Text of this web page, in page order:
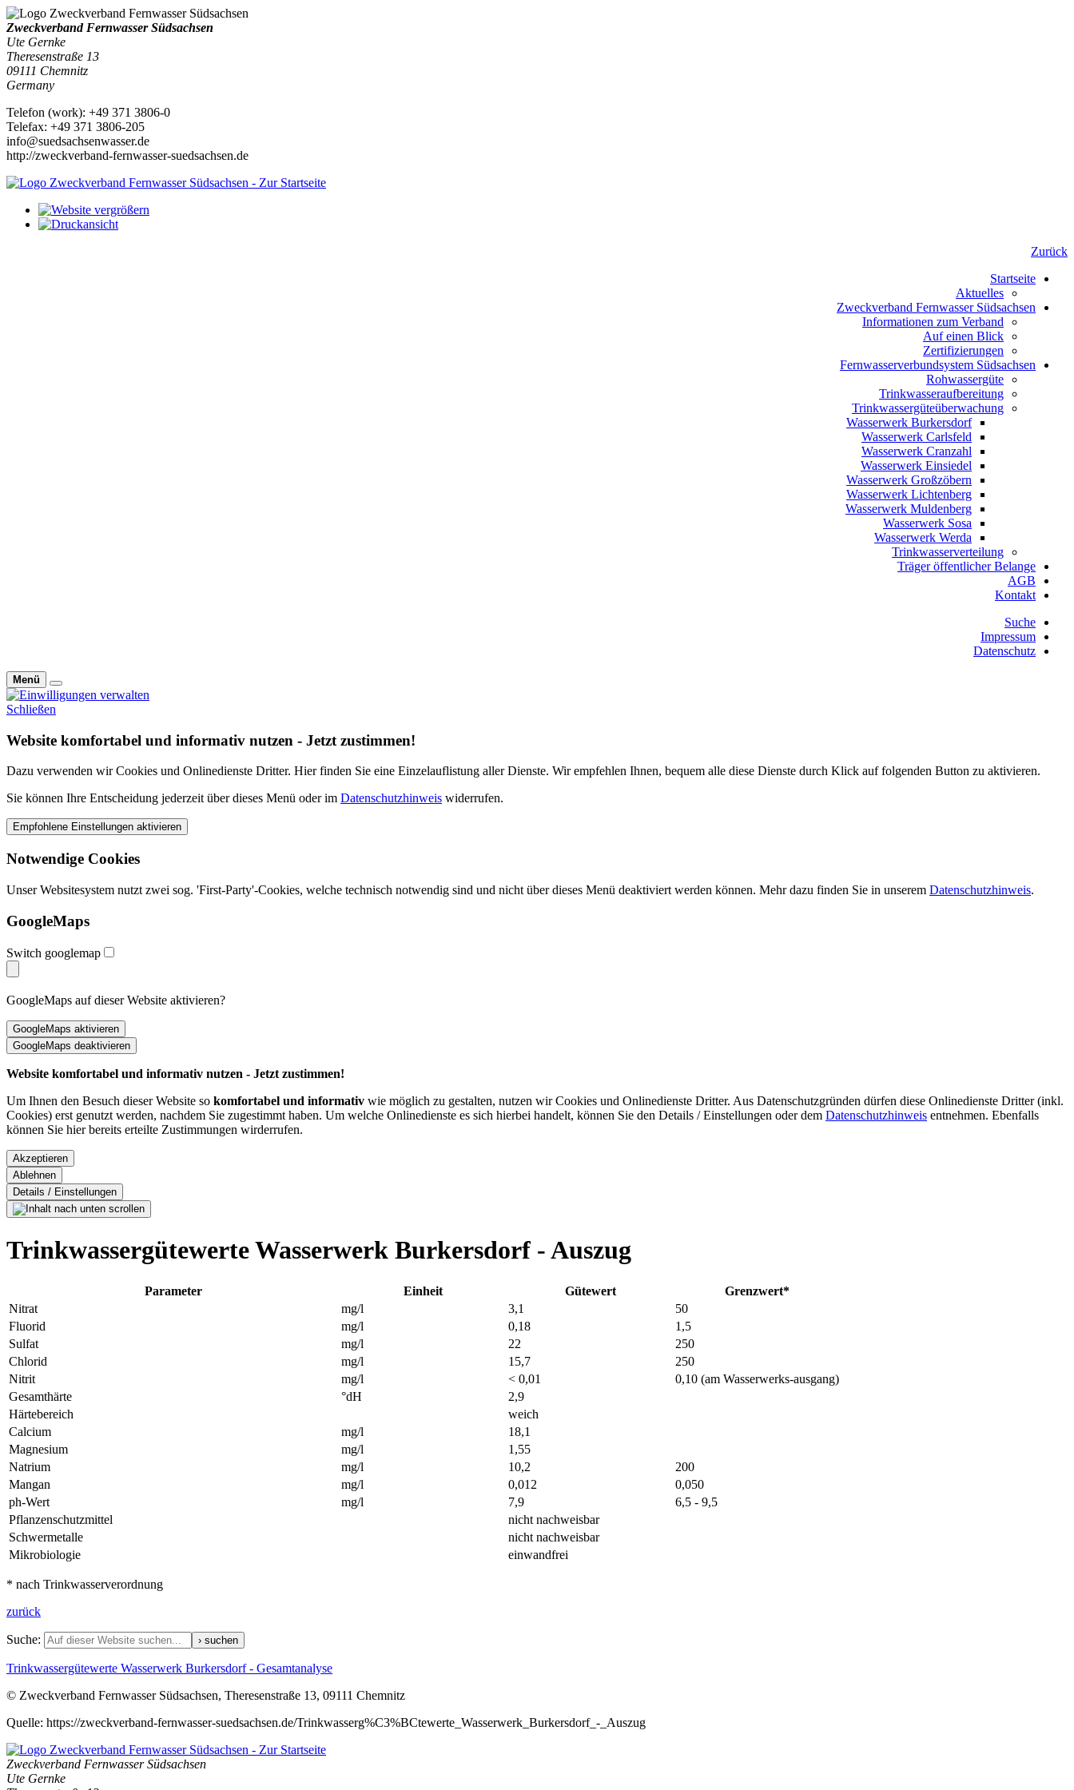
Zweckverband Fernwasser Südsachsen
Ute Gernke
Theresenstraße 13
09111 Chemnitz
Germany
Telefon (work): +49 371 3806-0
Telefax: +49 371 3806-205
info@suedsachsenwasser.de
http://zweckverband-fernwasser-suedsachsen.de
Zurück
Startseite
Aktuelles
Zweckverband Fernwasser Südsachsen
Informationen zum Verband
Auf einen Blick
Zertifizierungen
Fernwasserverbundsystem Südsachsen
Rohwassergüte
Trinkwasseraufbereitung
Trinkwassergüteüberwachung
Wasserwerk Burkersdorf
Wasserwerk Carlsfeld
Wasserwerk Cranzahl
Wasserwerk Einsiedel
Wasserwerk Großzöbern
Wasserwerk Lichtenberg
Wasserwerk Muldenberg
Wasserwerk Sosa
Wasserwerk Werda
Trinkwasserverteilung
Träger öffentlicher Belange
AGB
Kontakt
Suche
Impressum
Datenschutz
Menü
Schließen
Website komfortabel und informativ nutzen - Jetzt zustimmen!
Dazu verwenden wir Cookies und Onlinedienste Dritter. Hier finden Sie eine Einzelauflistung aller Dienste. Wir empfehlen Ihnen, bequem alle diese Dienste durch Klick auf folgenden Button zu aktivieren.
Sie können Ihre Entscheidung jederzeit über dieses Menü oder im Datenschutzhinweis widerrufen.
Notwendige Cookies
Unser Websitesystem nutzt zwei sog. 'First-Party'-Cookies, welche technisch notwendig sind und nicht über dieses Menü deaktiviert werden können. Mehr dazu finden Sie in unserem Datenschutzhinweis.
GoogleMaps
Switch googlemap
GoogleMaps auf dieser Website aktivieren?
Website komfortabel und informativ nutzen - Jetzt zustimmen!
Um Ihnen den Besuch dieser Website so komfortabel und informativ wie möglich zu gestalten, nutzen wir Cookies und Onlinedienste Dritter. Aus Datenschutzgründen dürfen diese Onlinedienste Dritter (inkl.
Cookies) erst genutzt werden, nachdem Sie zugestimmt haben. Um welche Onlinedienste es sich hierbei handelt, können Sie den Details / Einstellungen oder dem Datenschutzhinweis entnehmen. Ebenfalls
können Sie hier bereits erteilte Zustimmungen wirderrufen.
Trinkwassergütewerte Wasserwerk Burkersdorf - Auszug
Parameter Einheit Gütewert
Grenzwert*
Nitrat
mg/l 3,1
50
Fluorid
mg/l 0,18
1,5
Sulfat
mg/l 22
250
Chlorid
mg/l 15,7
250
Nitrit
mg/l < 0,01
0,10 (am Wasserwerks-ausgang)
Gesamthärte
°dH
2,9
Härtebereich
weich
Calcium
mg/l
18,1
Magnesium
mg/l
1,55
Natrium
mg/l 10,2
200
Mangan
mg/l 0,012
0,050
ph-Wert
mg/l 7,9
6,5 - 9,5
Pflanzenschutzmittel
nicht nachweisbar
Schwermetalle
nicht nachweisbar
Mikrobiologie
einwandfrei
* nach Trinkwasserverordnung
zurück
Suche:
Trinkwassergütewerte Wasserwerk Burkersdorf - Gesamtanalyse
© Zweckverband Fernwasser Südsachsen, Theresenstraße 13, 09111 Chemnitz
Quelle: https://zweckverband-fernwasser-suedsachsen.de/Trinkwasserg%C3%BCtewerte_Wasserwerk_Burkersdorf_-_Auszug
Zweckverband Fernwasser Südsachsen
Ute Gernke